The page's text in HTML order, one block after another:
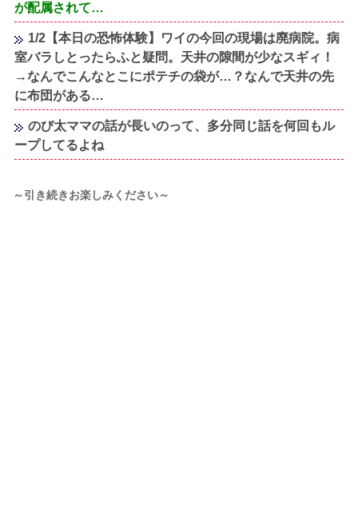
が配属されて…
1/2【本日の恐怖体験】ワイの今回の現場は廃病院。病
室バラしとったらふと疑問。天井の隙間が少なスギィ！
→なんでこんなとこにポテチの袋が…？なんで天井の先
に布団がある…
のび太ママの話が長いのって、多分同じ話を何回もル
ープしてるよね
～引き続きお楽しみください～